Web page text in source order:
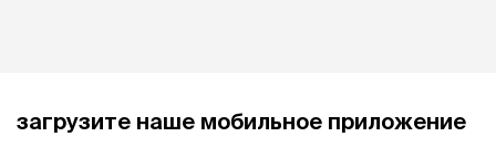
загрузите наше мобильное приложение